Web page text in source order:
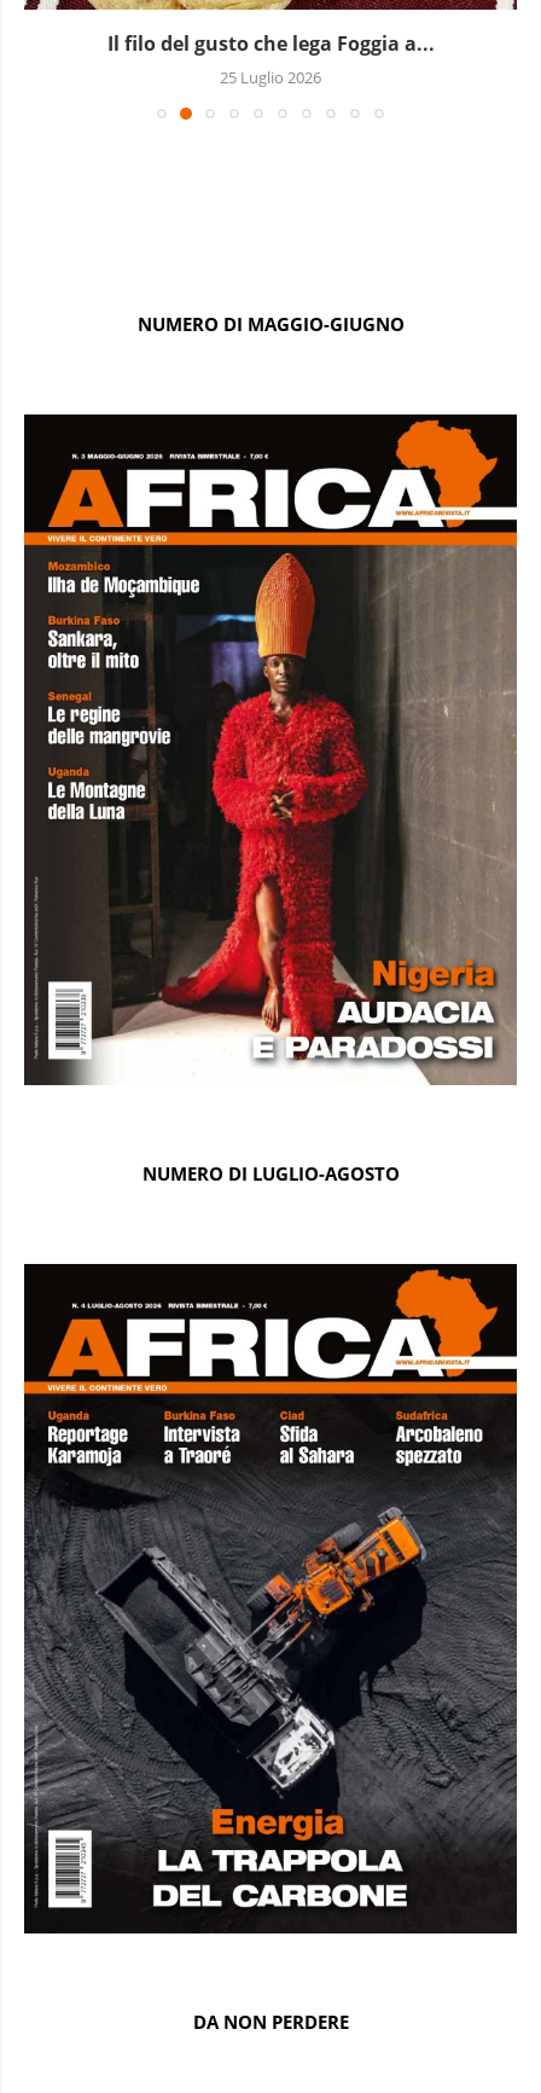
A Milano batte un Kori d’oro: l’Africa occidentale...
19 Luglio 2026
NUMERO DI MAGGIO-GIUGNO
NUMERO DI LUGLIO-AGOSTO
DA NON PERDERE